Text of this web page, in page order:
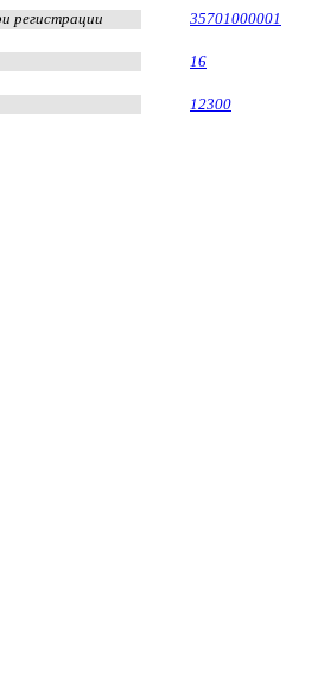
регистрации 35701000001
16
12300